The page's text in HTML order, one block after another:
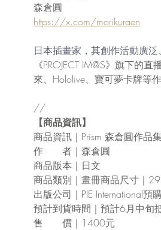
森倉圓
https://x.com/morikuraen
日本插畫家，其創作活動廣
《PROJECT IM@S》旗下的
來、Hololive、寶可夢卡牌等
//
【商品資訊】
商品資訊｜Prism 森倉圓作
作　　者｜森倉圓
商品版本｜日文
商品類別｜畫冊商品尺寸｜
出版公司｜PIE International
預計到貨時間｜預計6月中旬
售　　價｜1400元